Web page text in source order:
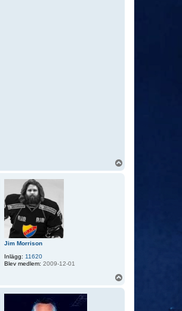
Jim Morrison
Inlägg: 11620
Blev medlem: 2009-12-01